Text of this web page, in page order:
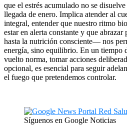
que el estrés acumulado no se
llegada de enero. Implica atender al
integral, entender que nuestro ritmo
estar en alerta constante y que
hasta la nutrición consciente— nos
energía, sino equilibrio. En un tiempo
vuelto norma, tomar acciones
opcional, es esencial para seguir
el fuego que pretendemos controlar.
Síguenos en Google Noticias